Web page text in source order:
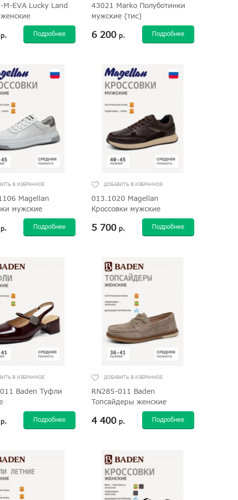
EVA Lucky Land
р. Подробнее
43021 Marko Полуботинки
мужские (тис)
6 200 р. Подробнее
Magellan
мужские
р. Подробнее
013.1020 Magellan
Кроссовки мужские
5 700 р. Подробнее
Baden Туфли
р. Подробнее
RN285-011 Baden
Топсайдеры женские
4 400 р. Подробнее